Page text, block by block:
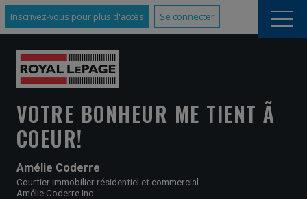
Inscrivez-vous pour plus d'accès Se connecter
Amélie Coderre
Courtier immobilier résidentiel et commercial
Amélie Coderre Inc.
VOTRE BONHEUR ME TIENT Ã
COEUR!